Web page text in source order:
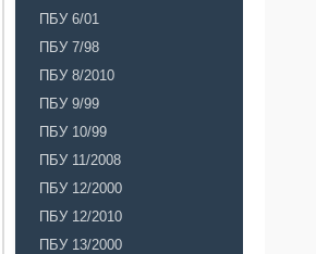
ПБУ 6/01
ПБУ 7/98
ПБУ 8/2010
ПБУ 9/99
ПБУ 10/99
ПБУ 11/2008
ПБУ 12/2000
ПБУ 12/2010
ПБУ 13/2000